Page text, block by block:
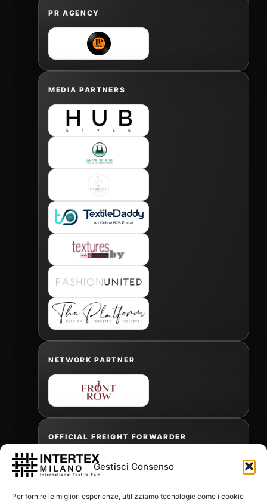
Gestisci Consenso
Per fornire le migliori esperienze, utilizziamo tecnologie come i cookie
PR AGENCY
MEDIA PARTNERS
NETWORK PARTNER
OFFICIAL FREIGHT FORWARDER